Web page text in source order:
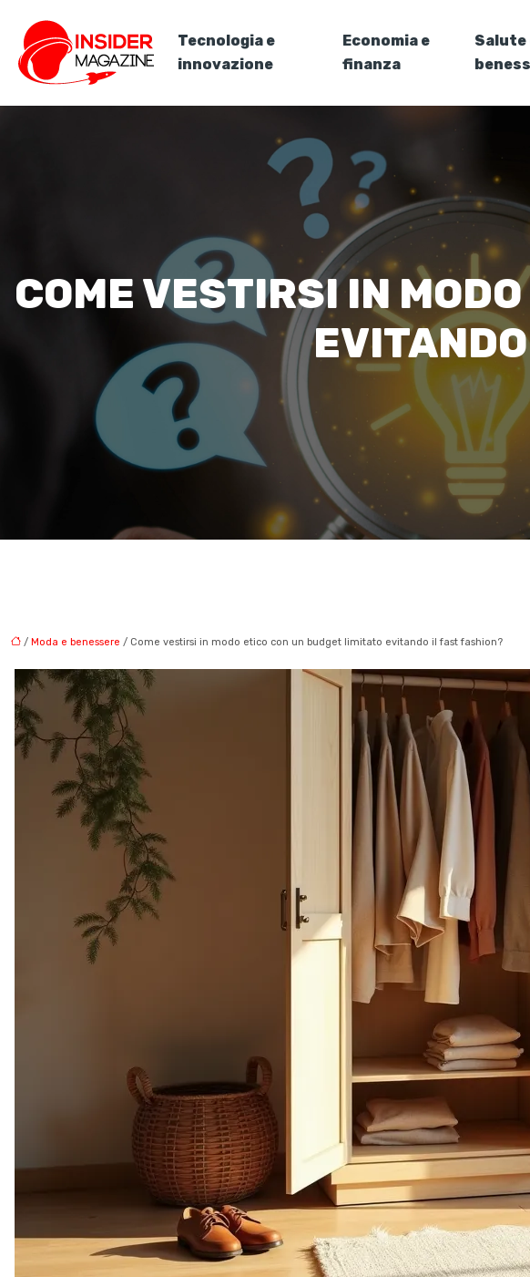
Tecnologia e
innovazione
Economia e
finanza
Salute
COME VESTIRSI IN
/ Moda e benessere / Come vestirsi in modo etico con un budget limitato evitando il fast fashion?